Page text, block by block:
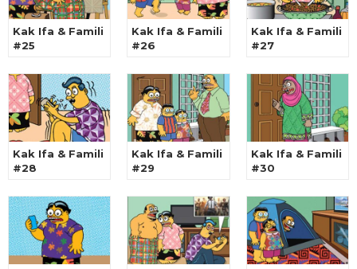
Kak Ifa & Famili
#25
Kak Ifa & Famili
#26
Kak Ifa & Famili
#27
Kak Ifa & Famili
#28
Kak Ifa & Famili
#29
Kak Ifa & Famili
#30